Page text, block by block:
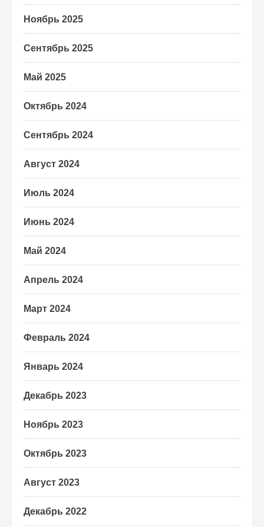
Ноябрь 2025
Сентябрь 2025
Май 2025
Октябрь 2024
Сентябрь 2024
Август 2024
Июль 2024
Июнь 2024
Май 2024
Апрель 2024
Март 2024
Февраль 2024
Январь 2024
Декабрь 2023
Ноябрь 2023
Октябрь 2023
Август 2023
Декабрь 2022